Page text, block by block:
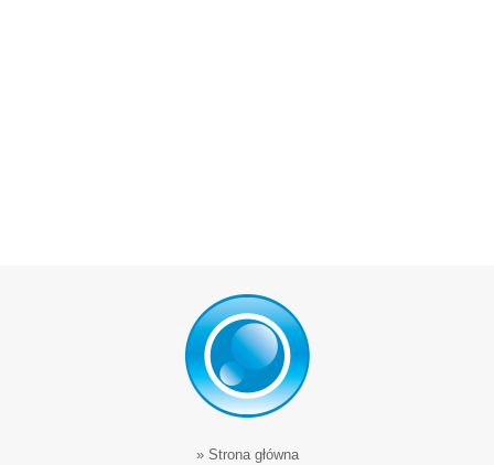
» Strona główna